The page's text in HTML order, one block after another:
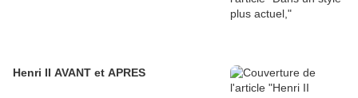
Henri II AVANT et APRES